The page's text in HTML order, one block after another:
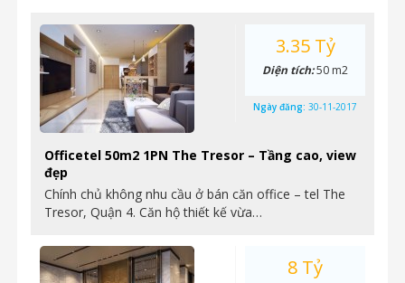
Officetel 50m2 1PN The Tresor – Tầng cao, view
đẹp
Chính chủ không nhu cầu ở bán căn office – tel The
Tresor, Quận 4. Căn hộ thiết kế vừa…
3.35 Tỷ
Diện tích:50 m2
Ngày đăng: 30-11-2017
8 Tỷ